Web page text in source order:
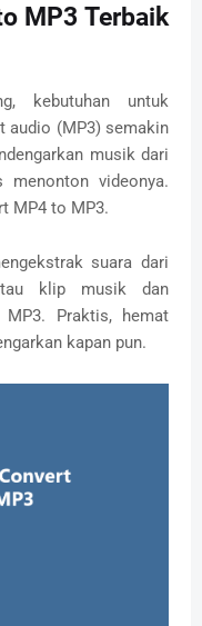
MP3 Terbaik
kebutuhan untuk
audio (MP3) semakin
musik dari
videonya.
MP4 to MP3.
suara dari
klip musik dan
Praktis, hemat
kapan pun.